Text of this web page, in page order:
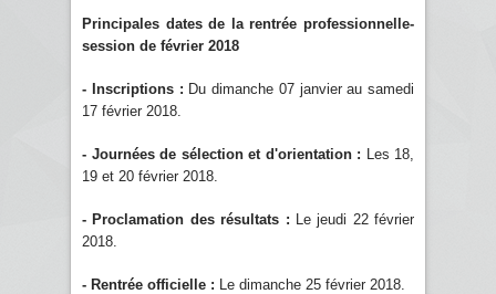
Principales dates de la rentrée professionnelle-
session de février 2018
- Inscriptions : Du dimanche 07 janvier au samedi
17 février 2018.
- Journées de sélection et d'orientation : Les 18,
19 et 20 février 2018.
- Proclamation des résultats : Le jeudi 22 février
2018.
- Rentrée officielle : Le dimanche 25 février 2018.